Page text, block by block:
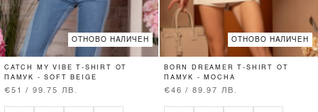
ОТНОВО НАЛИЧЕН
CATCH MY VIBE T-SHIRT ОТ
ПАМУК - SOFT BEIGE
€51 / 99.75 ЛВ.
ОТНОВО НАЛИЧЕН
BORN DREAMER T-SHIRT ОТ
ПАМУК - MOCHA
€46 / 89.97 ЛВ.